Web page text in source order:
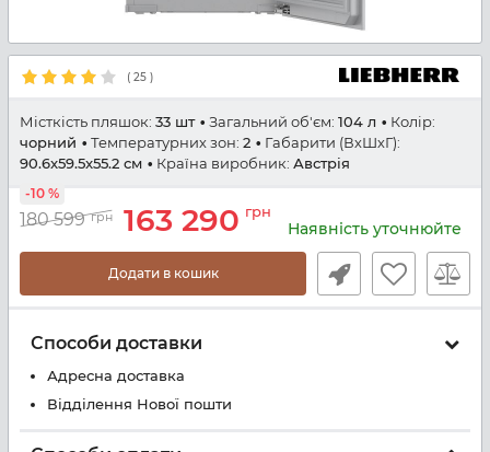
( 25 )
Місткість пляшок: 33 шт Загальний об'єм: 104 л
Колір:
чорний
Температурних зон: 2
Габарити (ВхШхГ):
90.6x59.5x55.2 см
Країна виробник: Австрія
180 599 грн 163 290 грн
-10 %
Наявність уточнюйте
Додати в кошик
Способи доставки
Адресна доставка
Відділення Нової пошти